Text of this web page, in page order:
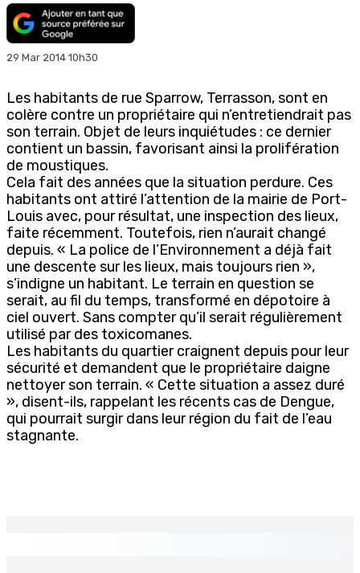
29 Mar 2014 10h30
Les habitants de rue Sparrow, Terrasson, sont en
colère contre un propriétaire qui n’entretiendrait pas
son terrain. Objet de leurs inquiétudes : ce dernier
contient un bassin, favorisant ainsi la prolifération
de moustiques.
Cela fait des années que la situation perdure. Ces
habitants ont attiré l’attention de la mairie de Port-
Louis avec, pour résultat, une inspection des lieux,
faite récemment. Toutefois, rien n’aurait changé
depuis. « La police de l’Environnement a déjà fait
une descente sur les lieux, mais toujours rien »,
s’indigne un habitant. Le terrain en question se
serait, au fil du temps, transformé en dépotoire à
ciel ouvert. Sans compter qu’il serait régulièrement
utilisé par des toxicomanes.
Les habitants du quartier craignent depuis pour leur
sécurité et demandent que le propriétaire daigne
nettoyer son terrain. « Cette situation a assez duré
», disent-ils, rappelant les récents cas de Dengue,
qui pourrait surgir dans leur région du fait de l’eau
stagnante.